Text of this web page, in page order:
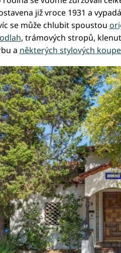
již vroce 1931 a
se může chlubit spoustou
, trámových stropů,
a některých stylových